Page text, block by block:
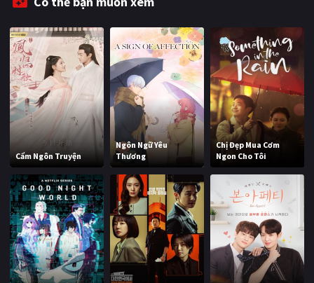
TUYỂN TẬP PHIM
BLOG
Cẩm Ngôn Truyện
Ngôn Ngữ Yêu
Thương
Chị Đẹp Mua Cơm
Ngon Cho Tôi